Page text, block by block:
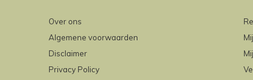
Over ons
Algemene voorwaarden
Disclaimer
Privacy Policy